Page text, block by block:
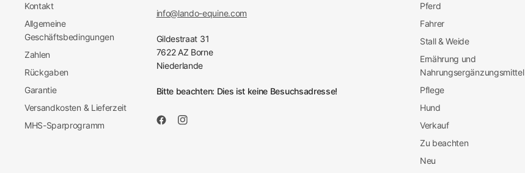
Kontakt
Allgemeine
Geschäftsbedingungen
Zahlen
Rückgaben
Garantie
Versandkosten & Lieferzeit
MHS-Sparprogramm
info@lando-equine.com
Gildestraat 31
7622 AZ Borne
Niederlande
Bitte beachten: Dies ist keine Besuchsadresse!
Pferd
Fahrer
Stall & Weide
Ernährung und
Nahrungsergänzungsmittel
Pflege
Hund
Verkauf
Zu beachten
Neu